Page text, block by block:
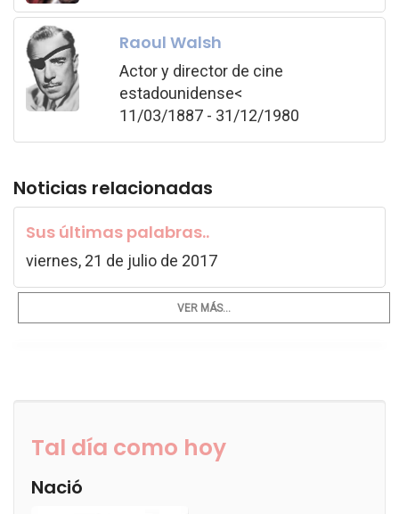
Raoul Walsh
Actor y director de cine
estadounidense<
11/03/1887 - 31/12/1980
Noticias relacionadas
Sus últimas palabras..
viernes, 21 de julio de 2017
VER MÁS...
Tal día como hoy
Nació